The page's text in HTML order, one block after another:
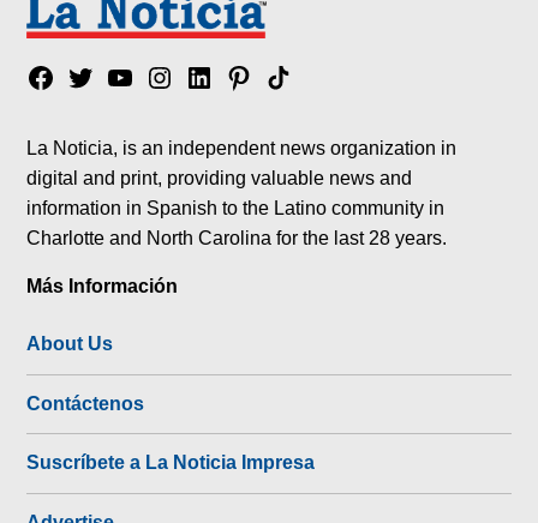
Facebook
TwitterYouTubeInstagram
LinkedinPinterest
Tik
La Noticia, is an independent news organization in
digital and print, providing valuable news and
information in Spanish to the Latino community in
Charlotte and North Carolina for the last 28 years.
Más Información
About Us
Contáctenos
Suscríbete a La Noticia Impresa